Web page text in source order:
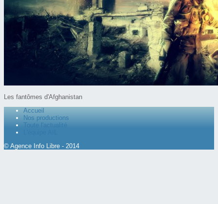
Les fantômes d'Afghanistan
Accueil
Nos productions
Toute l'actualité
© Agence Info Libre - 2014